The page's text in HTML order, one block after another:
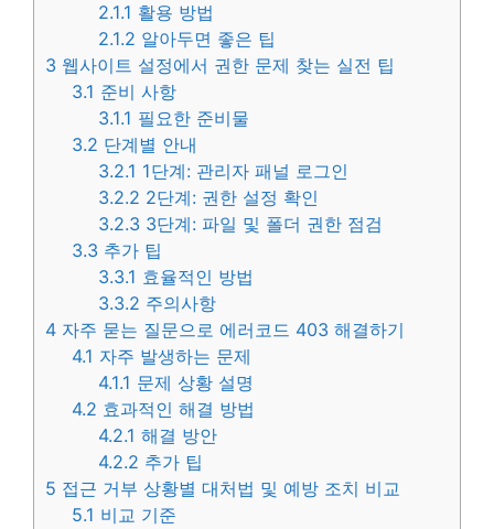
2.1.1 활용 방법
2.1.2 알아두면 좋은 팁
3 웹사이트 설정에서 권한 문제 찾는 실전 팁
3.1 준비 사항
3.1.1 필요한 준비물
3.2 단계별 안내
3.2.1 1단계: 관리자 패널 로그인
3.2.2 2단계: 권한 설정 확인
3.2.3 3단계: 파일 및 폴더 권한 점검
3.3 추가 팁
3.3.1 효율적인 방법
3.3.2 주의사항
4 자주 묻는 질문으로 에러코드 403 해결하기
4.1 자주 발생하는 문제
4.1.1 문제 상황 설명
4.2 효과적인 해결 방법
4.2.1 해결 방안
4.2.2 추가 팁
5 접근 거부 상황별 대처법 및 예방 조치 비교
5.1 비교 기준